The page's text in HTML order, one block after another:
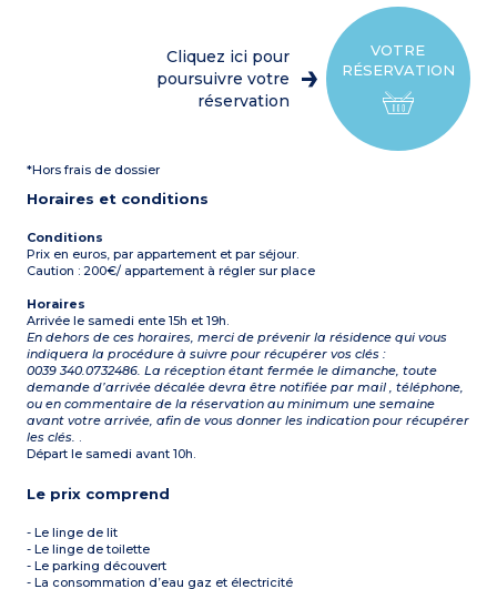
VOTRE
RÉSERVATION
Cliquez ici pour
poursuivre votre
réservation
*Hors frais de dossier
Horaires et conditions
Conditions
Prix en euros, par appartement et par séjour.
Caution : 200€/ appartement à régler sur place
Horaires
Arrivée le samedi ente 15h et 19h.
En dehors de ces horaires, merci de prévenir la résidence qui vous
indiquera la procédure à suivre pour récupérer vos clés :
0039 340.0732486. La réception étant fermée le dimanche, toute
demande d’arrivée décalée devra être notifiée par mail , téléphone,
ou en commentaire de la réservation au minimum une semaine
avant votre arrivée, afin de vous donner les indication pour récupérer
les clés. .
Départ le samedi avant 10h.
Le prix comprend
- Le linge de lit
- Le linge de toilette
- Le parking découvert
- La consommation d’eau gaz et électricité